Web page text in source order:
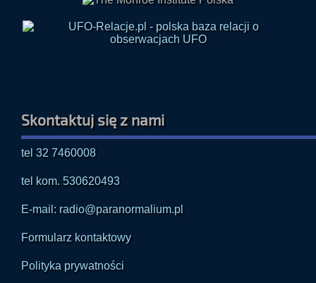
tel 32 7460008
tel kom. 530620493
E-mail: radio@paranormalium.pl
Formularz kontaktowy
Polityka prywatności